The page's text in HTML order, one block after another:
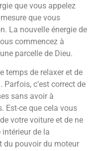
que vous appelez
que vous
La nouvelle énergie de
commencez à
parcelle de Dieu.
temps de relaxer et de
Parfois, c’est correct de
sans avoir à
Est-ce que cela vous
votre voiture et de ne
de la
du pouvoir du moteur